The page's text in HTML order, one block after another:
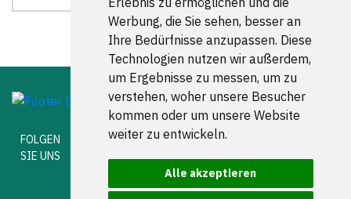
Werbung, die Sie sehen, besser an
Ihre Bedürfnisse anzupassen. Diese
Technologien nutzen wir außerdem,
um Ergebnisse zu messen, um zu
verstehen, woher unsere Besucher
kommen oder um unsere Website
weiter zu entwickeln.
Alle akzeptieren
FOLGEN
SIE UNS